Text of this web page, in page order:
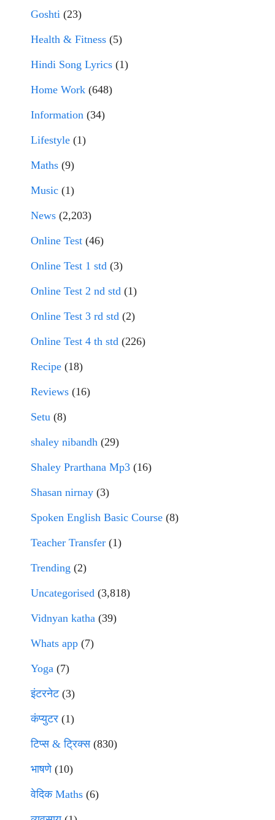
Goshti (23)
Health & Fitness (5)
Hindi Song Lyrics (1)
Home Work (648)
Information (34)
Lifestyle (1)
Maths (9)
Music (1)
News (2,203)
Online Test (46)
Online Test 1 std (3)
Online Test 2 nd std (1)
Online Test 3 rd std (2)
Online Test 4 th std (226)
Recipe (18)
Reviews (16)
Setu (8)
shaley nibandh (29)
Shaley Prarthana Mp3 (16)
Shasan nirnay (3)
Spoken English Basic Course (8)
Teacher Transfer (1)
Trending (2)
Uncategorised (3,818)
Vidnyan katha (39)
Whats app (7)
Yoga (7)
इंटरनेट(3)
कंप्युटर (1)
टिप्स & ट्रिक्स(830)
भाषणे(10)
वेदिक Maths (6)